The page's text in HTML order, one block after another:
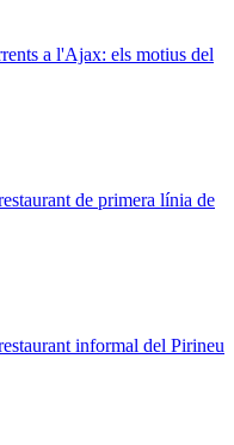
a l'Ajax: els motius del
de primera línia de
informal del Pirineu